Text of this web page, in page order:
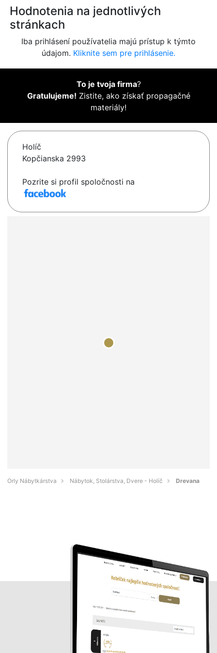
Hodnotenia na jednotlivých
stránkach
Iba prihlásení používatelia majú prístup k týmto
údajom. Kliknite sem pre prihlásenie.
To je tvoja firma?
Gratulujeme! Zistite, ako získať propagačné
materiály!
Holíč
Kopčianska 2993
Pozrite si profil spoločnosti na
Orly Nábytkárstva Nábytok, Stolárstva, Dvere - Holíč Drevana